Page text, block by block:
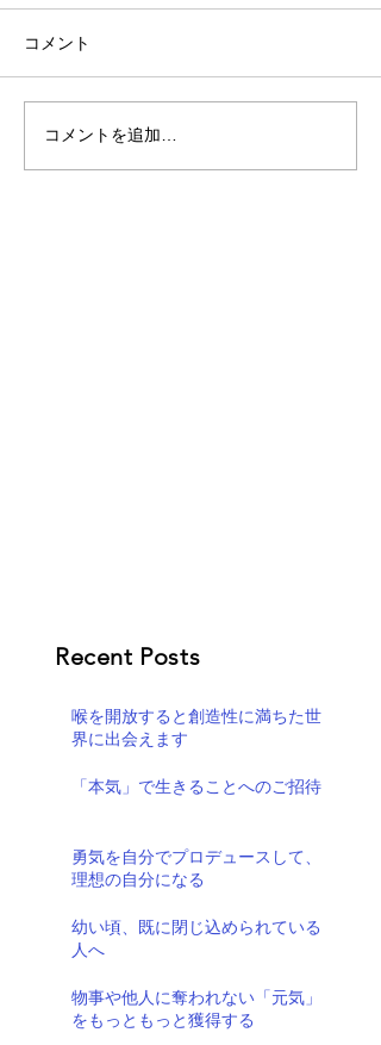
コメント
コメントを追加…
Recent Posts
喉を開放すると創造性に満ちた世
界に出会えます
「本気」で生きることへのご招待
勇気を自分でプロデュースして、
理想の自分になる
幼い頃、既に閉じ込められている
人へ
物事や他人に奪われない「元気」
をもっともっと獲得する